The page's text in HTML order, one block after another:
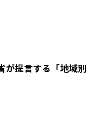
提言する「地域